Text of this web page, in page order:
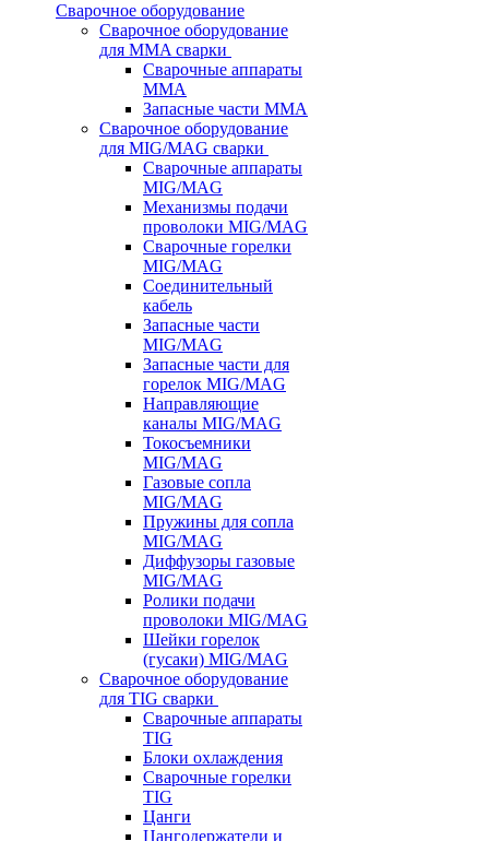
Сварочное оборудование
Сварочное оборудование
для MMA сварки
Сварочные аппараты
MMA
Запасные части MMA
Сварочное оборудование
для MIG/MAG сварки
Сварочные аппараты
MIG/MAG
Механизмы подачи
проволоки MIG/MAG
Сварочные горелки
MIG/MAG
Соединительный
кабель
Запасные части
MIG/MAG
Запасные части для
горелок MIG/MAG
Направляющие
каналы MIG/MAG
Токосъемники
MIG/MAG
Газовые сопла
MIG/MAG
Пружины для сопла
MIG/MAG
Диффузоры газовые
MIG/MAG
Ролики подачи
проволоки MIG/MAG
Шейки горелок
(гусаки) MIG/MAG
Сварочное оборудование
для TIG сварки
Сварочные аппараты
TIG
Блоки охлаждения
Сварочные горелки
TIG
Цанги
Цангодержатели и